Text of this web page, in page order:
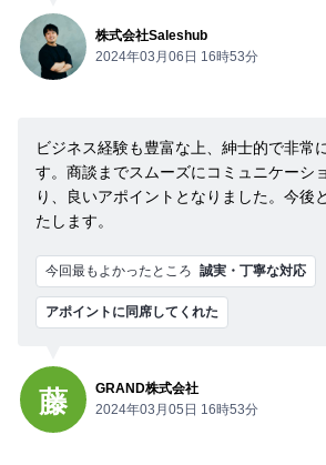
株式会社Saleshub
2024年03月06日 16時53分
ビジネス経験も豊富な上、紳士的で非常
す。商談までスムーズにコミュニケーシ
り、良いアポイントとなりました。今後
たします。
今回最もよかったところ 誠実・丁寧な対応
アポイントに同席してくれた
藤
GRAND株式会社
2024年03月05日 16時53分